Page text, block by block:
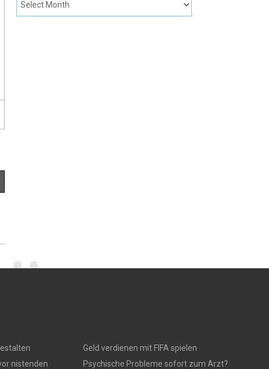
nistenden
Geld verdienen mit FIFA spielen
Psychische Probleme sofort zum Arzt?